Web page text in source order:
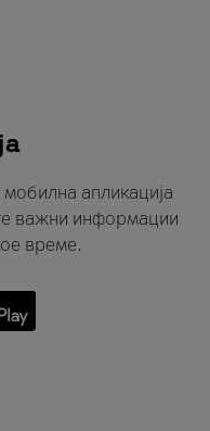
апликација
важни информации
време.